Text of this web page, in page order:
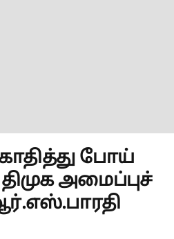
போய்
அமைப்புச்